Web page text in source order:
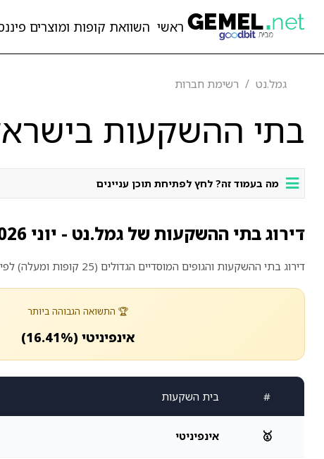
ראשי השוואת קופות ומוצרים
גמל.נט רשימת חברות
בתי ההשקעות
מה בעמוד זה? לחץ לפתיחת תוכן עניינים
דירוג בתי ההשקעות של גמל.נט - יוני 2026
דירוג בתי ההשקעות והגופים המוסדיים הגדולים (25 קופות ומעלה) לפי תשואה ממוצעת ב-12 החודשים האחרונים מול דמי הניהול הממוצעים, מבוסס נתוני מערכת גמל-נט הממשלתית ומתעדכן מדי חודש.
🏆 התשואה הגבוהה ביותר
אינפיניטי (16.41%)
# בית השקעות
🥇 אינפיניטי